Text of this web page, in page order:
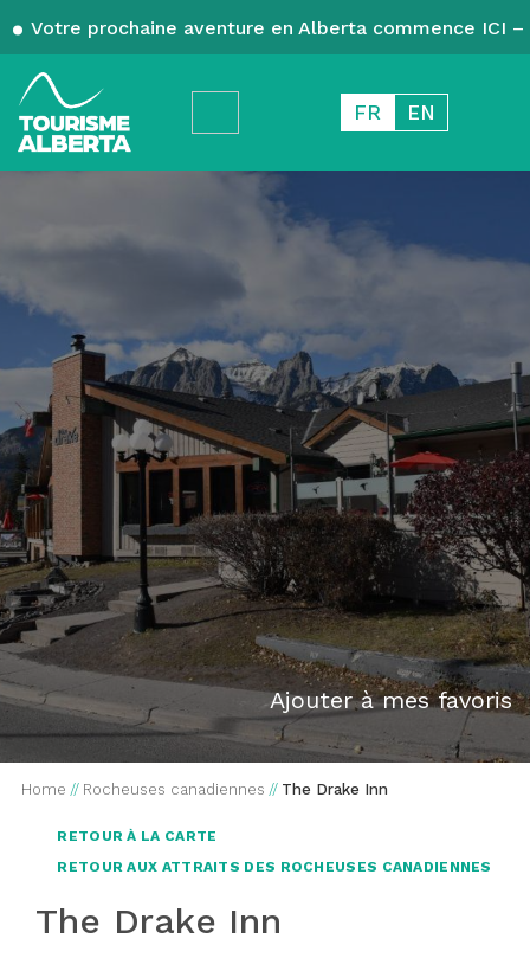
Votre prochaine aventure en Alberta commence ICI
FR EN
Ajouter à mes favoris
Home // Rocheuses canadiennes // The Drake Inn
RETOUR À LA CARTE
RETOUR AUX ATTRAITS DES ROCHEUSES CANADIENNES
The Drake Inn